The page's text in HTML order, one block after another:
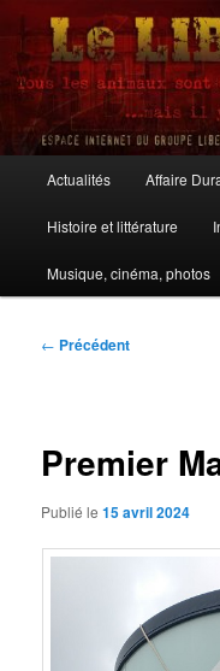
Aller
contenu
principalLe Libertaire
principal
Actualités Affaire
Histoire et littérature
Musique, cinéma, photos
Navigation
← Précédent
Premier
Publié le15 avril 2024